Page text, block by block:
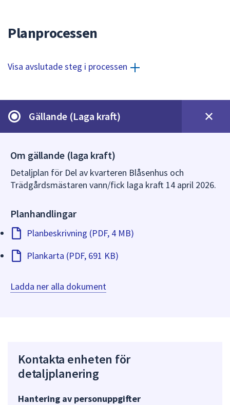
Planprocessen
Visa avslutade steg i processen
Gällande (Laga kraft)
Om gällande (laga kraft)
Detaljplan för Del av kvarteren Blåsenhus och
Trädgårdsmästaren vann/fick laga kraft 14 april 2026.
Planhandlingar
Planbeskrivning (PDF, 4 MB)
Plankarta (PDF, 691 KB)
Ladda ner alla dokument
Kontakta enheten för
detaljplanering
Hantering av personuppgifter